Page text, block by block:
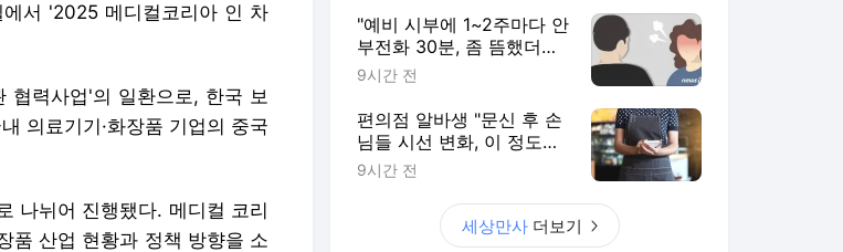
서 '2025 메디컬코리아 인 차
협력사업'의 일환으로, 한국 보
의료기기·화장품 기업의 중국
나뉘어 진행됐다. 메디컬 코리
품 산업 현황과 정책 방향을 소
"예비 시부에 1~2주마다 안
부전화 30분, 좀 뜸했더니
사사건건 트집"
9시간 전
편의점 알바생 "문신 후 손
님들 시선 변화, 이 정도로
달라질 줄 몰랐다"
9시간 전
세상만사 더보기